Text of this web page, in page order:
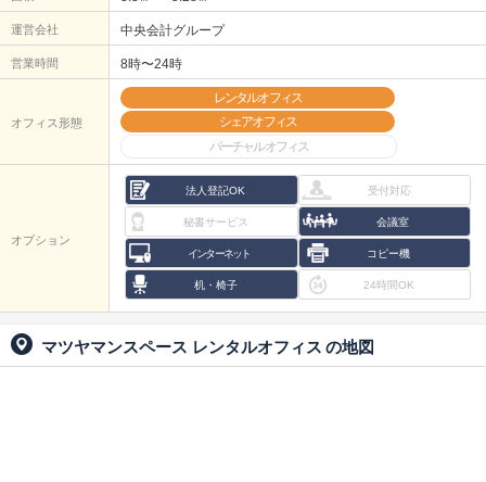
運営会社 中央会計グループ
営業時間 8時〜24時
オフィス形態
レンタルオフィス
シェアオフィス
バーチャルオフィス
オプション
法人登記OK 受付対応
秘書サービス 会議室
インターネット コピー機
机・椅子 24時間OK
マツヤマンスペース レンタルオフィス の地図